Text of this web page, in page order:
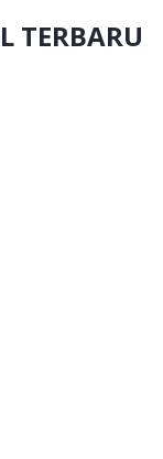
TERBARU